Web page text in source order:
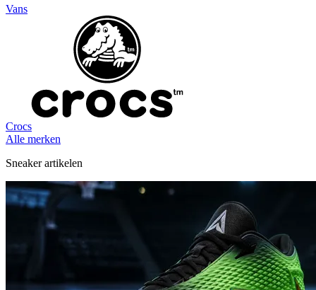
Vans
Crocs
Alle merken
Sneaker artikelen